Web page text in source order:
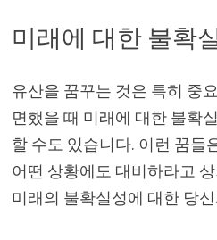
미래에 대한 불확
유산을 꿈꾸는 것은 특히 중
면했을 때 미래에 대한 불확
할 수도 있습니다. 이런 꿈들
어떤 상황에도 대비하라고
미래의 불확실성에 대한 당